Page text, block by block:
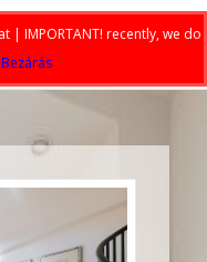
| IMPORTANT! recently, we do
Bezárás